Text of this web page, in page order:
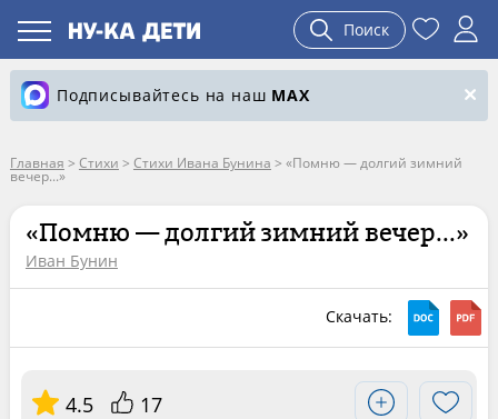
Поиск
Подписывайтесь на наш MAX
Главная > Стихи > Стихи Ивана Бунина > «Помню — долгий зимний
вечер...»
«Помню — долгий зимний вечер...»
Иван Бунин
Скачать:
4.5 17